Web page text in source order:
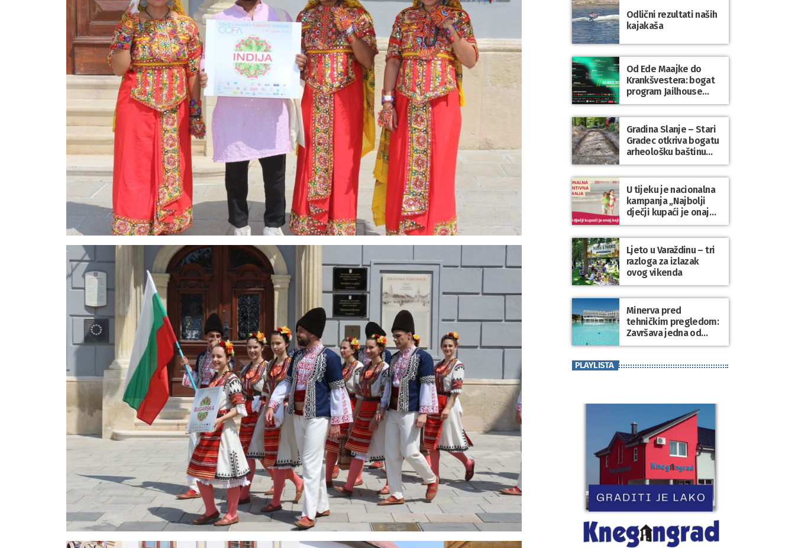
Odlični rezultati naših
kajakaša
Od Ede Maajke do
Krankšvestera: bogat
program Jailhouse
Festivala 2026. u
Lepoglavi
Gradina Slanje – Stari
Gradec otkriva bogatu
arheološku baštinu
Varaždinske županije
U tijeku je nacionalna
kampanja „Najbolji
dječji kupaći je onaj
koji se nosi“
Ljeto u Varaždinu – tri
razloga za izlazak
ovog vikenda
Minerva pred
tehničkim pregledom:
Završava jedna od
najvećih investicija u
Varaždinske županije
PLAYLISTA